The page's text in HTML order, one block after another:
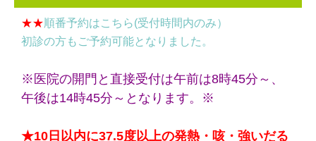
★★ 順番予約はこちら(受付時間内のみ）
初診の方もご予約可能となりました。
※医院の開門と直接受付は午前は8時45分～、
午後は14時45分～となります。※
★10日以内に37.5度以上の発熱・咳・強いだる